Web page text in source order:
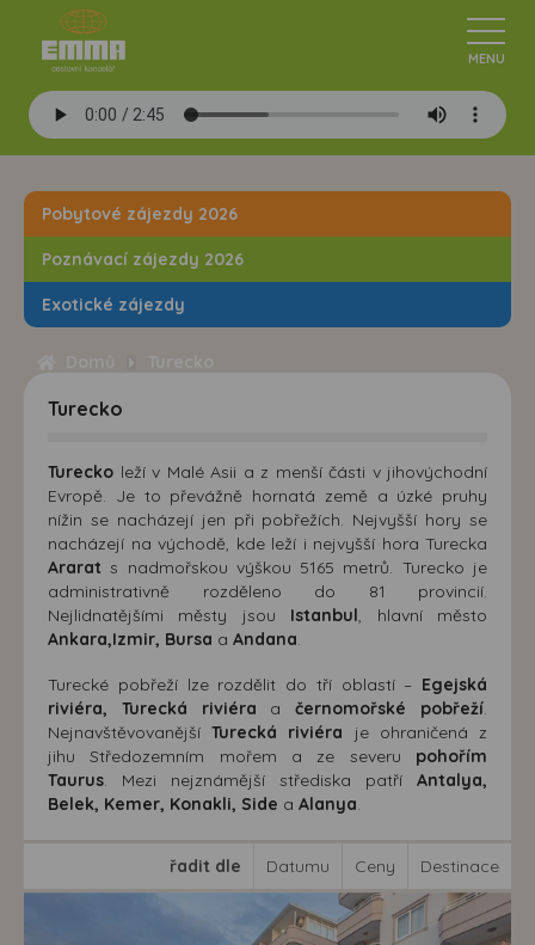
Pobytové zájezdy 2026
Poznávací zájezdy 2026
Exotické zájezdy
Turecko
Turecko leží v Malé Asii a z menší části v jihovýchodní
Evropě. Je to převážně hornatá země a úzké pruhy
nížin se nacházejí jen při pobřežích. Nejvyšší hory se
nacházejí na východě, kde leží i nejvyšší hora Turecka
Ararat s nadmořskou výškou 5165 metrů. Turecko je
administrativně rozděleno do 81 provincií.
Nejlidnatějšími městy jsou Istanbul, hlavní město
Ankara,Izmir, Bursa a Andana.
Turecké pobřeží lze rozdělit do tří oblastí – Egejská
riviéra, Turecká riviéra ačernomořské pobřeží.
NejnavštěvovanějšíTurecká riviéra je ohraničená z
jihu Středozemním mořem a ze severu pohořím
Taurus. Mezi nejznámější střediska patří Antalya,
Belek, Kemer, Konakli, Side a Alanya.
řadit dle Datumu Ceny Destinace